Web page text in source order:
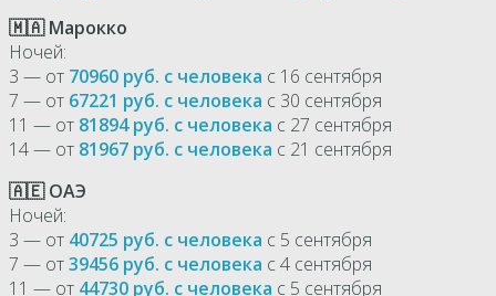
🇲🇦 Марокко
Ночей:
3 — от 70960 руб. с человека с 16 сентября
7 — от 67221 руб. с человека с 30 сентября
11 — от 81894 руб. с человека с 27 сентября
14 — от 81967 руб. с человека с 21 сентября
🇦🇪 ОАЭ
Ночей:
3 — от 40725 руб. с человека с 5 сентября
7 — от39456 руб. с человека с 4 сентября
11 — от 44730 руб. с человека с 5 сентября